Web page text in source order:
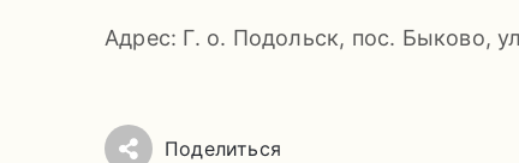
Адрес: Г. о. Подольск, пос. Быково,
Поделиться